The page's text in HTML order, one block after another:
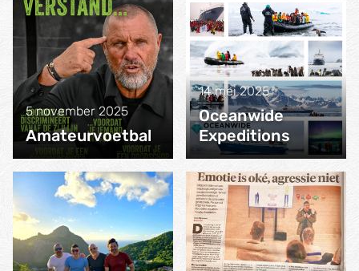
5 november 2025
Amateurvoetbal
14 mei 2025
Oceanwide
Expeditions